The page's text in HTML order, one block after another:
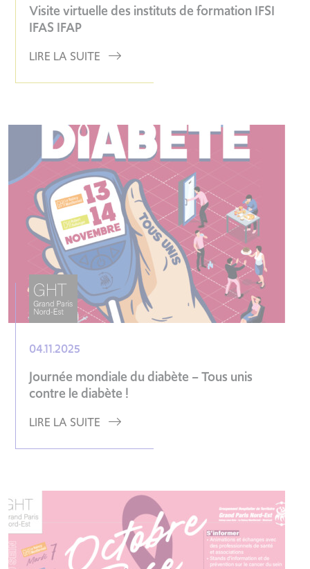
Visite virtuelle des instituts de formation IFSI
IFAS IFAP
LIRE LA SUITE
04.11.2025
Journée mondiale du diabète – Tous unis
contre le diabète !
LIRE LA SUITE